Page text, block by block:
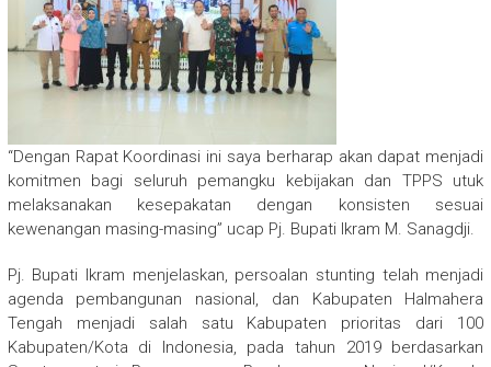
“Dengan Rapat Koordinasi ini saya berharap akan dapat menjadi
komitmen bagi seluruh pemangku kebijakan dan TPPS utuk
melaksanakan kesepakatan dengan konsisten sesuai
kewenangan masing-masing” ucap Pj. Bupati Ikram M. Sanagdji.
Pj. Bupati Ikram menjelaskan, persoalan stunting telah menjadi
agenda pembangunan nasional, dan Kabupaten Halmahera
Tengah menjadi salah satu Kabupaten prioritas dari 100
Kabupaten/Kota di Indonesia, pada tahun 2019 berdasarkan